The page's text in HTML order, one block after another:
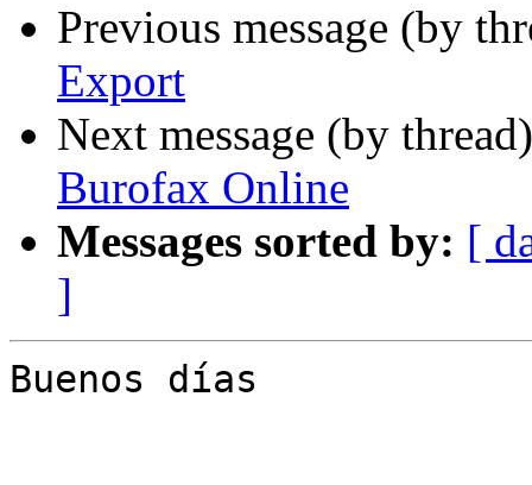
Previous message (by
Export
Next message (by
Burofax Online
Messages sorted by: [
]
Buenos días